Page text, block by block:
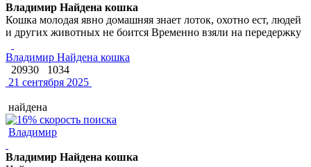
Владимир Найдена кошка
Кошка молодая явно домашняя знает лоток, охотно ест, людей
и других животных не боится Временно взяли на передержку
Владимир Найдена кошка
20930
1034
21 сентября 2025
найдена
Владимир
Владимир Найдена кошка